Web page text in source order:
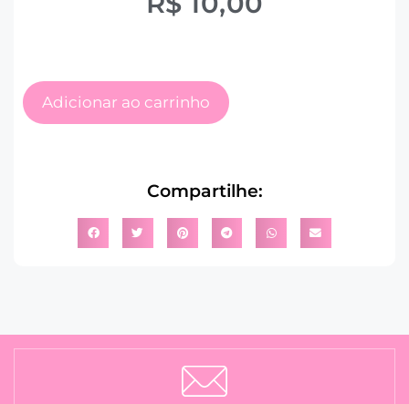
Adicionar ao carrinho
Compartilhe: